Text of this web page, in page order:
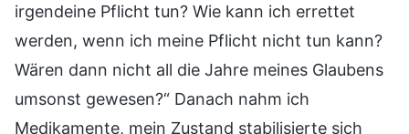
irgendeine Pflicht tun? Wie kann ich errettet
werden, wenn ich meine Pflicht nicht tun kann?
Wären dann nicht all die Jahre meines Glaubens
umsonst gewesen?“ Danach nahm ich
Medikamente, mein Zustand stabilisierte sich